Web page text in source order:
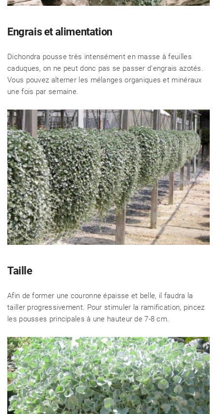
Engrais et alimentation
Dichondra pousse très intensément en masse à feuilles
caduques, on ne peut donc pas se passer d'engrais azotés.
Vous pouvez alterner les mélanges organiques et minéraux
une fois par semaine.
Taille
Afin de former une couronne épaisse et belle, il faudra la
tailler progressivement. Pour stimuler la ramification, pincez
les pousses principales à une hauteur de 7-8 cm.